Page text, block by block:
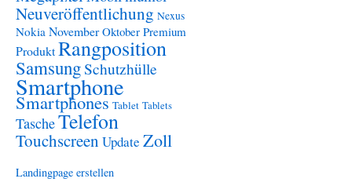
Neuveröffentlichung Nexus
Nokia November Oktober Premium
ProduktRangposition
SamsungSchutzhülle
Smartphone
Smartphones Tablet Tablets
TascheTelefon
Touchscreen Update Zoll
Landingpage erstellen